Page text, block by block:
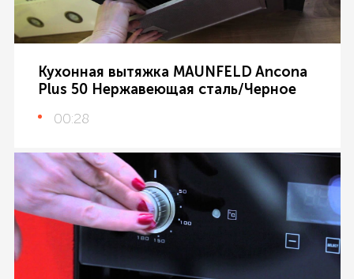
Кухонная вытяжка MAUNFELD Ancona
Plus 50 Нержавеющая сталь/Черное
00:28